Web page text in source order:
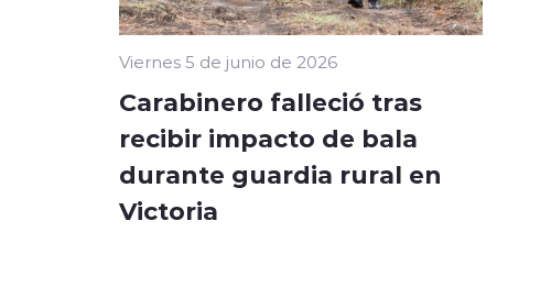
Viernes 5 de junio de 2026
Carabinero falleció tras
recibir impacto de bala
durante guardia rural en
Victoria